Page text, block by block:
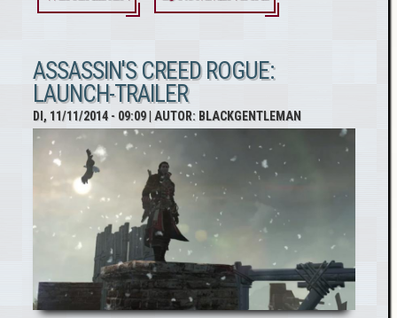
Creed
Rogue:
Datum
für PC-
Release
bekannt
ASSASSIN'S CREED ROGUE:
LAUNCH-TRAILER
DI, 11/11/2014 - 09:09| AUTOR: BLACKGENTLEMAN